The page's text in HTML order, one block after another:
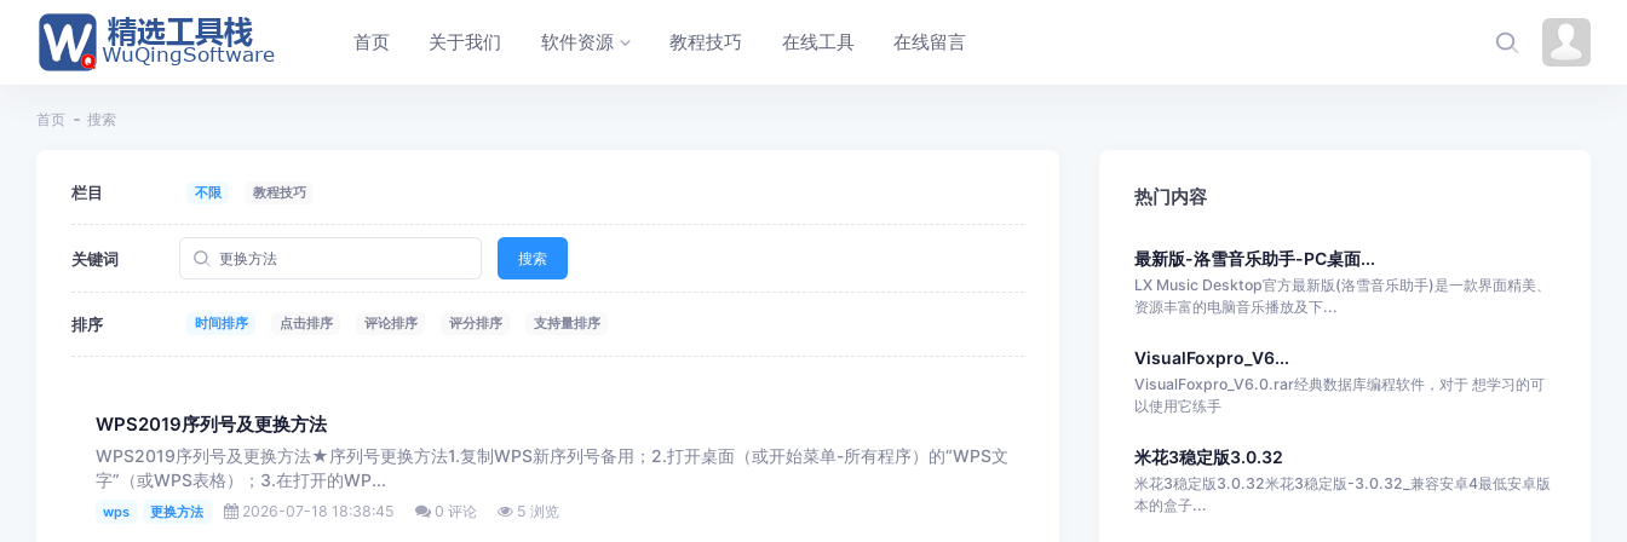
首页 关于我们 软件资源 教程技巧 在线工具 在线留言
首页 搜索
栏目 不限 教程技巧
关键词 搜索
排序 时间排序 点击排序 评论排序 评分排序 支持量排序
WPS2019序列号及更换方法
WPS2019序列号及更换方法★序列号更换方法1.复制WPS新序列号备用；2.打开桌面（或开始菜单-所有程序）的“WPS文
字”（或WPS表格）；3.在打开的WP...
wps 更换方法 2026-07-18 18:38:45 0 评论 5 浏览
热门内容
最新版-洛雪音乐助手-PC桌面...
LX Music Desktop官方最新版(洛雪音乐助手)是一款界面精美、
资源丰富的电脑音乐播放及下...
VisualFoxpro_V6...
VisualFoxpro_V6.0.rar经典数据库编程软件，对于 想学习的可
以使用它练手
米花3稳定版3.0.32
米花3稳定版3.0.32米花3稳定版-3.0.32_兼容安卓4最低安卓版
本的盒子...